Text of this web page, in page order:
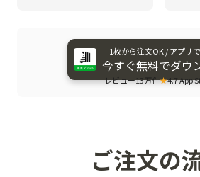
1枚から​注文OK / アプリ
今すぐ​無料で​ダウ
レビュー13万件★4.7 App
ご注文の